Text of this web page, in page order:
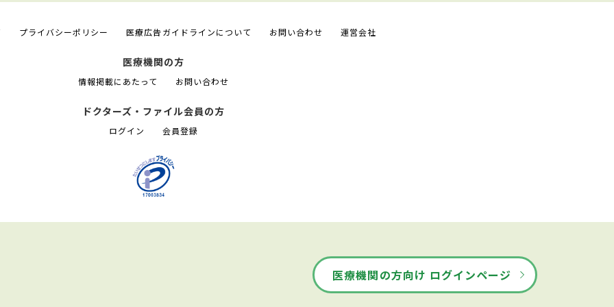
プライバシーポリシー 医療広告ガイドラインについて お問い合わせ 運営会社
医療機関の方
情報掲載にあたって お問い合わせ
ドクターズ・ファイル会員の方
ログイン 会員登録
医療機関の方向け ログインページ